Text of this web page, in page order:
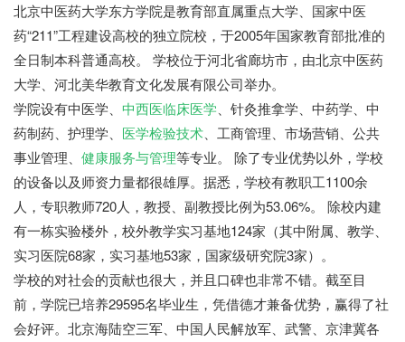
北京中医药大学东方学院是教育部直属重点大学、国家中医
药“211”工程建设高校的独立院校，于2005年国家教育部批准的
全日制本科普通高校。 学校位于河北省廊坊市，由北京中医药
大学、河北美华教育文化发展有限公司举办。
学院设有中医学、 中西医临床医学、针灸推拿学、中药学、中
药制药、护理学、 医学检验技术、工商管理、市场营销、公共
事业管理、 健康服务与管理等专业。 除了专业优势以外，学校
的设备以及师资力量都很雄厚。据悉，学校有教职工1100余
人，专职教师720人，教授、副教授比例为53.06%。 除校内建
有一栋实验楼外，校外教学实习基地124家（其中附属、教学、
实习医院68家，实习基地53家，国家级研究院3家）。
学校的对社会的贡献也很大，并且口碑也非常不错。截至目
前，学院已培养29595名毕业生，凭借德才兼备优势，赢得了社
会好评。北京海陆空三军、中国人民解放军、武警、京津冀各